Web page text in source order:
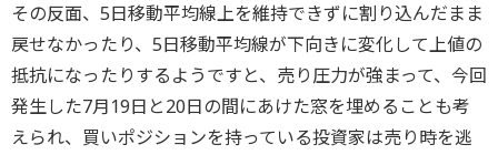
その反面、5日移動平均線上を維持できずに割り込んだまま
戻せなかったり、5日移動平均線が下向きに変化して上値の
抵抗になったりするようですと、売り圧力が強まって、今回
発生した7月19日と20日の間にあけた窓を埋めることも考
えられ、買いポジションを持っている投資家は売り時を逃